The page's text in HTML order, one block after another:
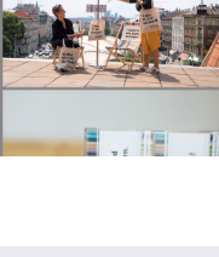
bunte Streifen, fröhliche
Sprüche. WER REICHT
Stelle der Plattform
ist ein Bogen, den die
die sich zum Thema
dabei sind rund 70
aktiv involviert. AN
Der #demenzstreifzug